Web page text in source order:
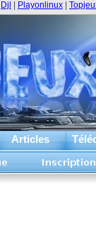
Articles
Djl Playonlinux